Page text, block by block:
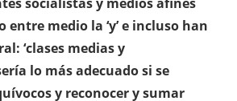
socialistas y medios afines
medio la ‘y’ e incluso han
‘clases medias y
lo más adecuado si se
y reconocer y sumar